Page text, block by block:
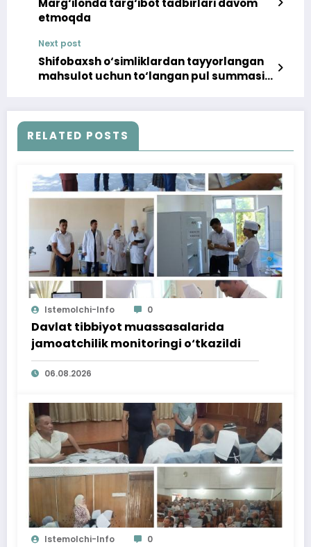
etmoqda
Next post
Shifobaxsh o‘simliklardan tayyorlangan
mahsulot uchun to‘langan pul summasi
RELATED POSTS
Istemolchi-Info 0
Davlat tibbiyot muassasalarida
jamoatchilik monitoringi o‘tkazildi
06.08.2026
Istemolchi-Info 0